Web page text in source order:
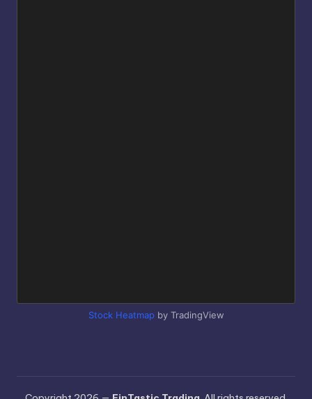
Stock Heatmapby TradingView